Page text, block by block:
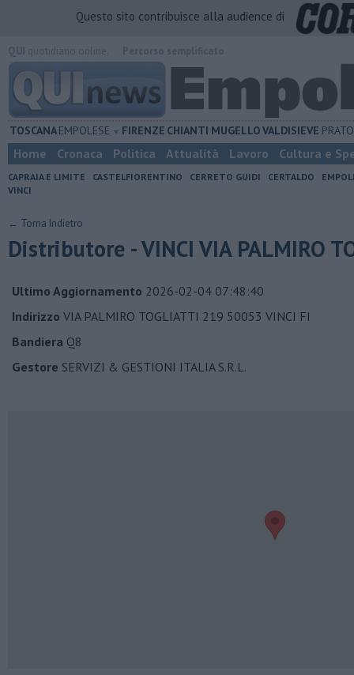
Questo sito contribuisce alla audience di
TOSCANAEMPOLESE FIRENZE CHIANTI MUGELLOVALDISIEVE
Home Cronaca Politica Attualità Lavoro Cultura e
CAPRAIA E LIMITE CASTELFIORENTINO CERRETO GUIDI CERTALDO
VINCI
← Torna Indietro
Distributore - VINCI VIA PALMIRO
Ultimo Aggiornamento 2026-02-04 07:48:40
Indirizzo VIA PALMIRO TOGLIATTI 219 50053 VINCI FI
Bandiera Q8
Gestore SERVIZI & GESTIONI ITALIA S.R.L.